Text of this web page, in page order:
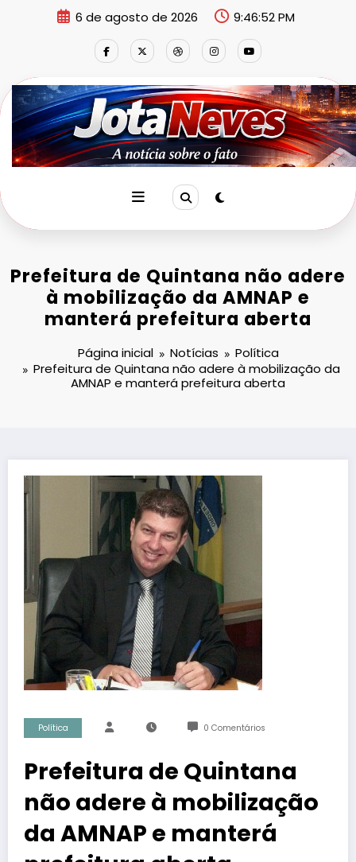
6 de agosto de 2026 9:46:53 PM
Prefeitura de Quintana não adere
à mobilização da AMNAP e
manterá prefeitura aberta
Página inicial Notícias
Política
Prefeitura de Quintana não adere à mobilização da
AMNAP e manterá prefeitura aberta
Política 0 Comentários
Prefeitura de Quintana
não adere à mobilização
da AMNAP e manterá